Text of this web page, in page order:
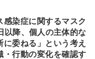
感染症に関するマスク
以降、個人の主体的な
委ねる」という考え
・行動の変化を確認す